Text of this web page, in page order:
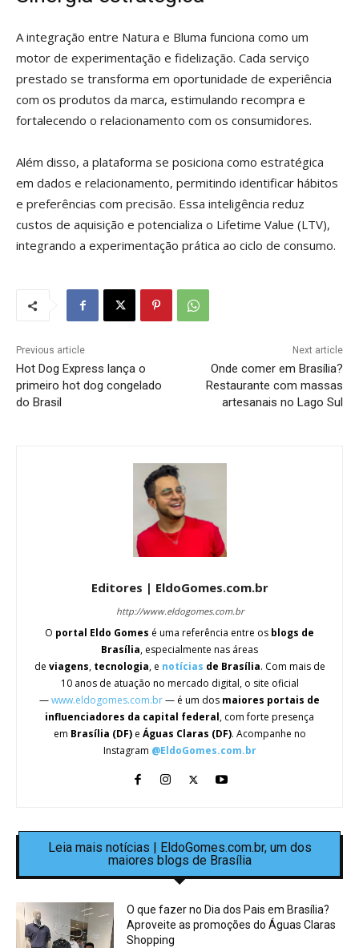
A integração entre Natura e Bluma funciona como um
motor de experimentação e fidelização. Cada serviço
prestado se transforma em oportunidade de experiência
com os produtos da marca, estimulando recompra e
fortalecendo o relacionamento com os consumidores.
Além disso, a plataforma se posiciona como estratégica
em dados e relacionamento, permitindo identificar hábitos
e preferências com precisão. Essa inteligência reduz
custos de aquisição e potencializa o Lifetime Value (LTV),
integrando a experimentação prática ao ciclo de consumo.
Previous article
Hot Dog Express lança o
primeiro hot dog congelado
do Brasil
Next article
Onde comer em Brasília?
Restaurante com massas
artesanais no Lago Sul
Editores | EldoGomes.com.br
http://www.eldogomes.com.br
O portal Eldo Gomes é uma referência entre os blogs de
Brasília, especialmente nas áreas
de viagens, tecnologia, e notícias de Brasília. Com mais de
10 anos de atuação no mercado digital, o site oficial
—www.eldogomes.com.br— é um dos maiores portais de
influenciadores da capital federal, com forte presença
em Brasília (DF)e Águas Claras (DF). Acompanhe no
Instagram @EldoGomes.com.br
Leia mais notícias | EldoGomes.com.br, um dos
maiores blogs de Brasília
O que fazer no Dia dos Pais em Brasília?
Aproveite as promoções do Águas Claras
Shopping